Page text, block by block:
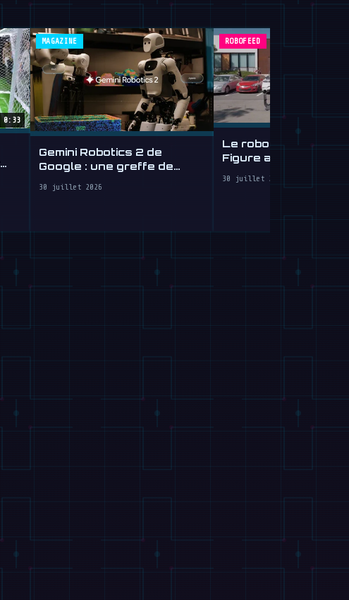
0:33
MAGAZINE
Gemini Robotics 2 de
Google : une greffe de
30 juillet 2026
ROBOFEED
Le robot humanoïde
Figure apprend à
30 juillet 2026